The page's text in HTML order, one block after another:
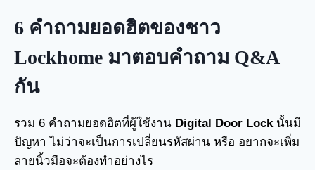
6 คำถามยอดฮิตของชาว
Lockhome มาตอบคำถาม Q&A
กัน
รวม 6 คำถามยอดฮิตที่ผู้ใช้งาน Digital Door Lock นั้นมี
ปัญหา ไม่ว่าจะเป็นการเปลี่ยนรหัสผ่าน หรือ อยากจะเพิ่ม
ลายนิ้วมือจะต้องทำอย่างไร